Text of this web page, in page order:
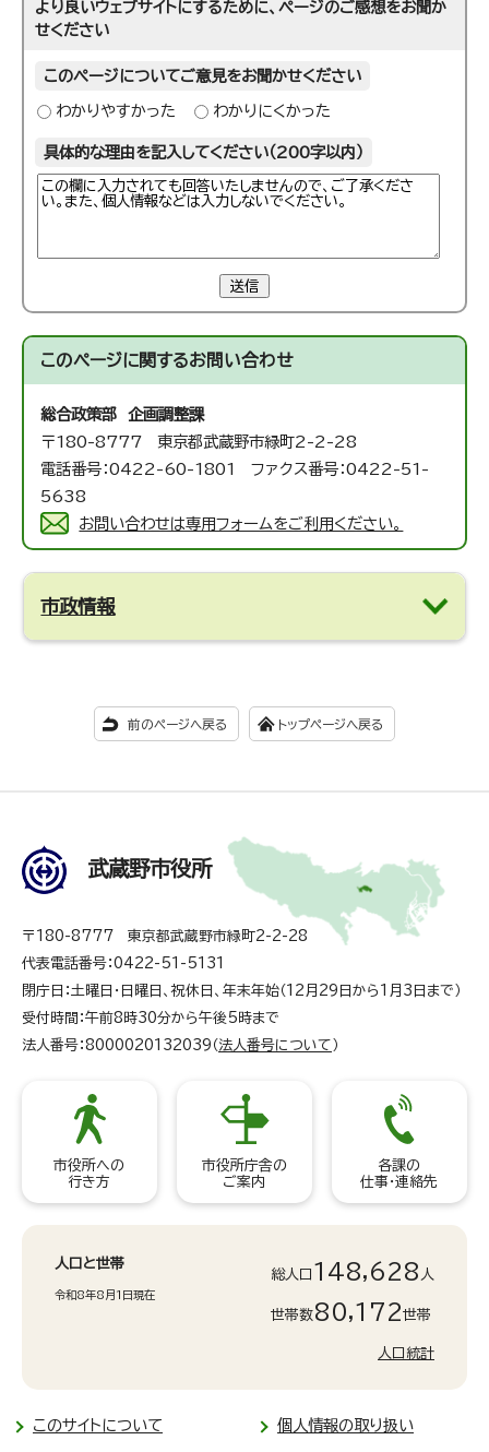
より良いウェブサイトにするために、ページのご感想をお聞か
せください
このページについてご意見をお聞かせください
わかりやすかった わかりにくかった
具体的な理由を記入してください（200字以内）
送信
このページに関するお問い合わせ
総合政策部 企画調整課
〒180-8777 東京都武蔵野市緑町2-2-28
電話番号：0422-60-1801 ファクス番号：0422-51-
5638
お問い合わせは専用フォームをご利用ください。
市政情報
前のページへ戻る トップページへ戻る
武蔵野市役所
〒180-8777 東京都武蔵野市緑町2-2-28
代表電話番号：0422-51-5131
閉庁日：土曜日・日曜日、祝休日、年末年始（12月29日から1月3日まで）
受付時間：午前8時30分から午後5時まで
法人番号：8000020132039（ 法人番号について ）
市役所への
行き方
市役所庁舎の
ご案内
各課の
仕事・連絡先
人口と世帯
令和8年8月1日現在
総人口 148,628 人
世帯数80,172世帯
人口統計
このサイトについて 個人情報の取り扱い